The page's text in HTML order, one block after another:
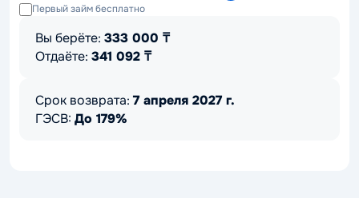
Первый займ бесплатно
Вы берёте: 333 000 ₸
Отдаёте: 341 092 ₸
Срок возврата: 7 апреля 2027 г.
ГЭСВ: До 179%